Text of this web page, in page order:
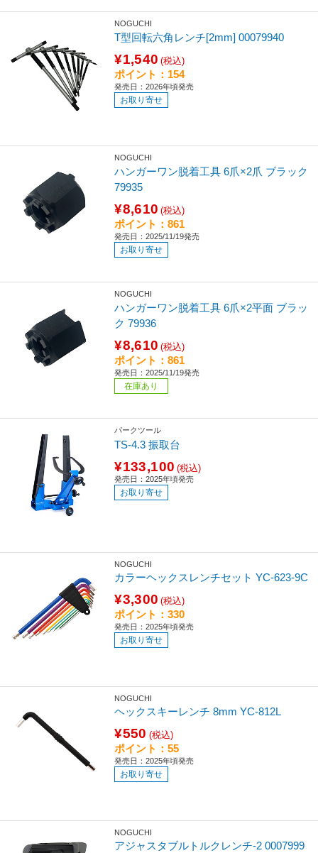
NOGUCHI
T型回転六角レンチ[2mm] 00079940
¥1,540 (税込)
ポイント：154
発売日：2026年頃発売
お取り寄せ
NOGUCHI
ハンガーワン脱着工具 6爪×2爪 ブラック
79935
¥8,610 (税込)
ポイント：861
発売日：2025/11/19発売
お取り寄せ
NOGUCHI
ハンガーワン脱着工具 6爪×2平面 ブラッ
ク 79936
¥8,610 (税込)
ポイント：861
発売日：2025/11/19発売
在庫あり
パークツール
TS-4.3 振取台
¥133,100 (税込)
発売日：2025年頃発売
お取り寄せ
NOGUCHI
カラーヘックスレンチセット YC-623-9C
¥3,300 (税込)
ポイント：330
発売日：2025年頃発売
お取り寄せ
NOGUCHI
ヘックスキーレンチ 8mm YC-812L
¥550 (税込)
ポイント：55
発売日：2025年頃発売
お取り寄せ
NOGUCHI
アジャスタブルトルクレンチ-2 0007999